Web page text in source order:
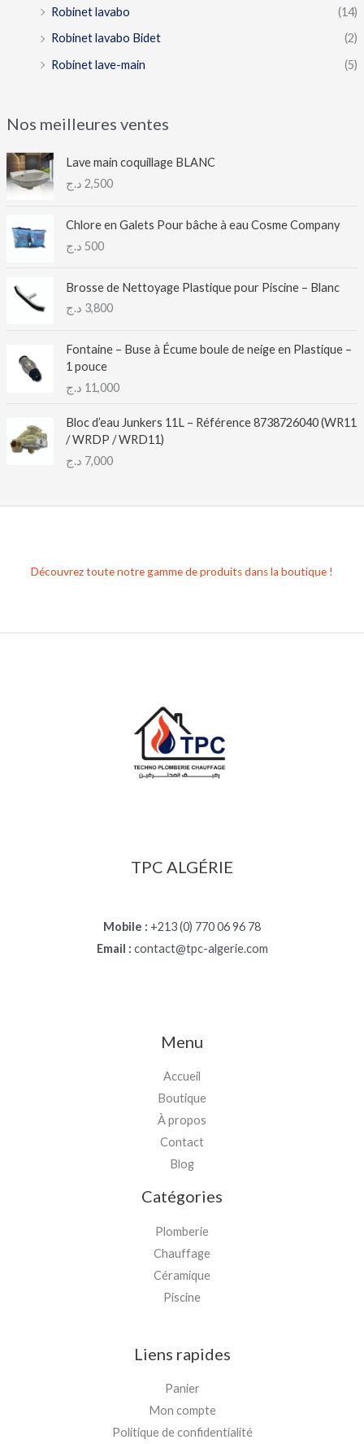
Robinet lavabo
(14)
Robinet lavabo Bidet
(2)
Robinet lave-main
(5)
Nos meilleures ventes
Lave main coquillage BLANC
2,500 د.ج
Chlore en Galets Pour bâche à eau Cosme Company
500 د.ج
Brosse de Nettoyage Plastique pour Piscine – Blanc
3,800 د.ج
Fontaine – Buse à Écume boule de neige en Plastique –
1 pouce
11,000 د.ج
Bloc d’eau Junkers 11L – Référence 8738726040 (WR11
/ WRDP / WRD11)
7,000 د.ج
Découvrez toute notre gamme de produits dans la boutique !
TPC ALGÉRIE
Mobile : +213 (0) 770 06 96 78
Email : contact@tpc-algerie.com
Menu
Accueil
Boutique
À propos
Contact
Blog
Catégories
Plomberie
Chauffage
Céramique
Piscine
Liens rapides
Panier
Mon compte
Politique de confidentialité